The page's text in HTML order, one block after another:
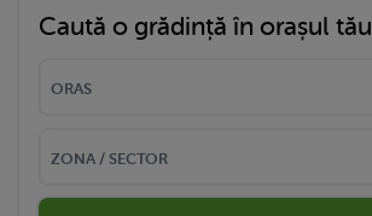
Caută o grădință în orașul tău